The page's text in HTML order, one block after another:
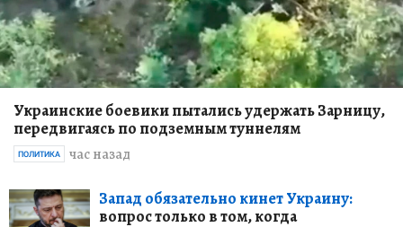
Украинские боевики пытались удержать Зарницу,
передвигаясь по подземным туннелям
час назад
ПОЛИТИКА
Запад обязательно кинет Украину:
вопрос только в том, когда